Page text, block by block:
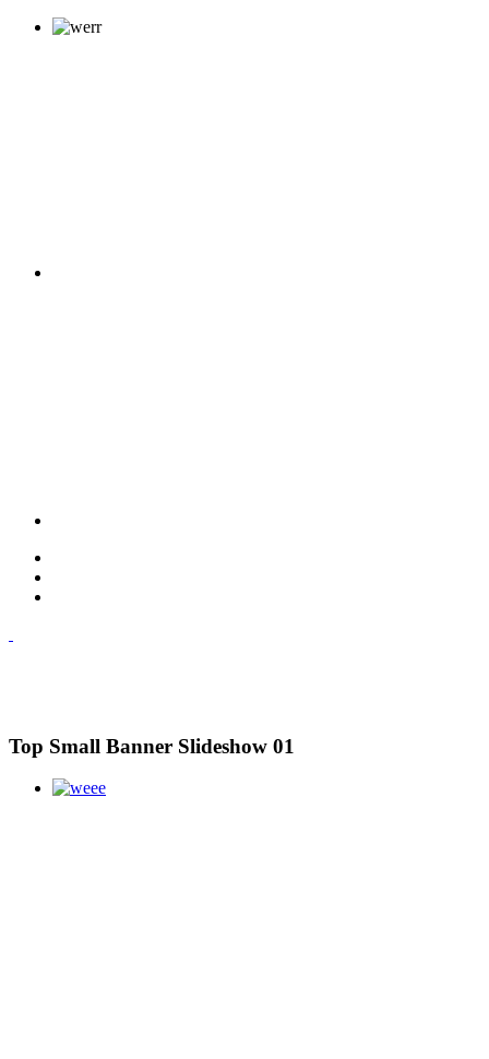
Top Small Banner Slideshow 01